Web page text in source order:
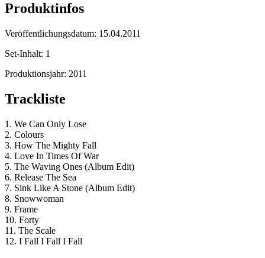
Produktinfos
Veröffentlichungsdatum: 15.04.2011
Set-Inhalt: 1
Produktionsjahr: 2011
Trackliste
1. We Can Only Lose
2. Colours
3. How The Mighty Fall
4. Love In Times Of War
5. The Waving Ones (Album Edit)
6. Release The Sea
7. Sink Like A Stone (Album Edit)
8. Snowwoman
9. Frame
10. Forty
11. The Scale
12. I Fall I Fall I Fall